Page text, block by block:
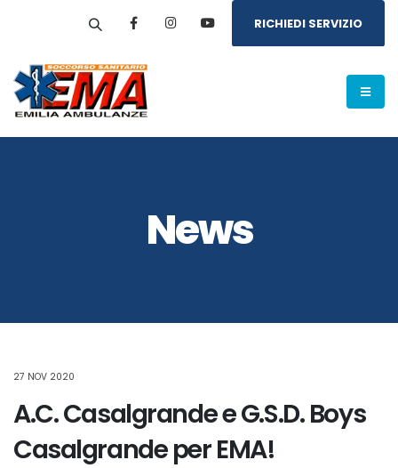
RICHIEDI SERVIZIO
News
27 NOV 2020
A.C. Casalgrande e G.S.D. Boys
Casalgrande per EMA!